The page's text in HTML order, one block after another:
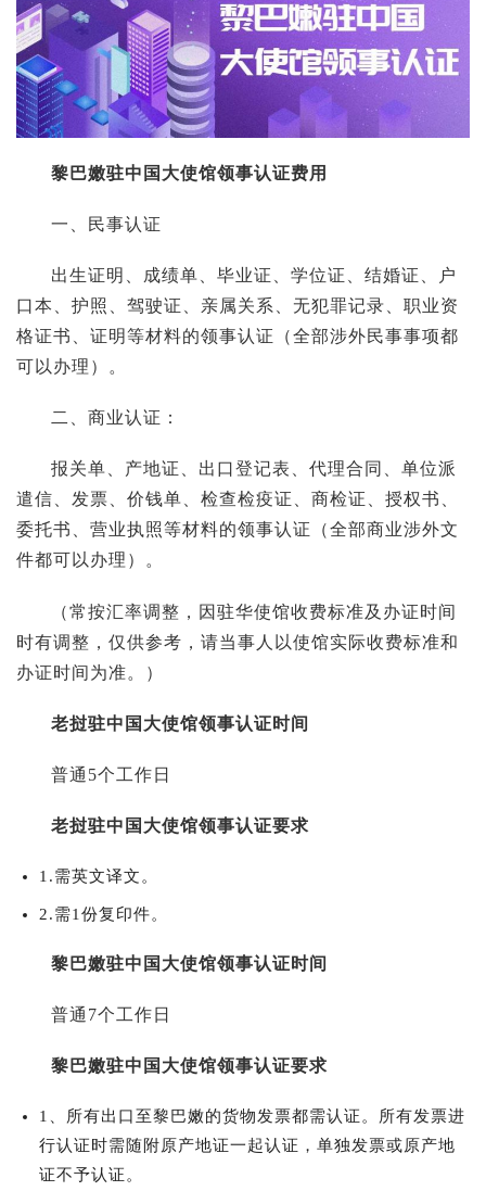
黎巴嫩驻中国大使馆领事认证费用
一、民事认证
出生证明、成绩单、毕业证、学位证、结婚证、户
口本、护照、驾驶证、亲属关系、无犯罪记录、职业资
格证书、证明等材料的领事认证（全部涉外民事事项都
可以办理）。
二、商业认证：
报关单、产地证、出口登记表、代理合同、单位派
遣信、发票、价钱单、检查检疫证、商检证、授权书、
委托书、营业执照等材料的领事认证（全部商业涉外文
件都可以办理）。
（常按汇率调整，因驻华使馆收费标准及办证时间
时有调整，仅供参考，请当事人以使馆实际收费标准和
办证时间为准。）
老挝驻中国大使馆领事认证时间
普通5个工作日
老挝驻中国大使馆领事认证要求
1.需英文译文。
2.需1份复印件。
黎巴嫩驻中国大使馆领事认证时间
普通7个工作日
黎巴嫩驻中国大使馆领事认证要求
1、所有出口至黎巴嫩的货物发票都需认证。所有发票进
行认证时需随附原产地证一起认证，单独发票或原产地
证不予认证。